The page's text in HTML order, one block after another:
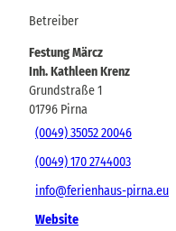
Betreiber
Festung Märcz
Inh. Kathleen Krenz
Grundstraße 1
01796 Pirna
(0049) 35052 20046
(0049) 170 2744003
info@ferienhaus-pirna.eu
Website